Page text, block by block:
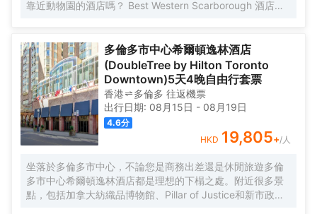
靠近動物園的酒店嗎？ Best Western Scarborough 酒店擁
Rail 和 Yellow Pages 非常適合洽談業務的旅客。多倫多的
Best Western 酒店環境高雅，經濟實惠。 酒店靠近公共交
通，如長途車站、TTC、地鐵站，方便您的出行。我們酒店
是商務旅客和休閒遊客的不二之選。 熱情友好的工作人員隨
時為您提供建議，保證您的完美入住體驗。 Best Western 旗
下的士嘉堡酒店也是完美的度假選擇。Best Western Plus
Executive Inn 靠近多倫多市中心，從酒店出門即可享受一流
的美食、文化和夜生活。 多倫多動物園是家庭度假的不二之
選，士嘉堡 Bluff 是所有度假遊客不容錯過的壯麗景點。 安
大略科學中心是您旅行途中學習趣味知識的好去處。士嘉堡
市中心是一個購物天堂。 即使是來這參加 Telus Mobility 會
議或是來豐田培訓中心出差的客人，也能輕鬆找到休閒和放
多倫多市中心希爾頓逸林酒店
(DoubleTree by Hilton Toronto
Downtown)5天4晚自由行套票
香港 多倫多 往返機票
出行日期: 08月15日 - 08月19日
4.6分
HKD 19,805+/人
坐落於多倫多市中心，不論您是商務出差還是休閒旅遊多倫
多市中心希爾頓逸林酒店都是理想的下榻之處。附近很多景
點，包括加拿大紡織品博物館、Pillar of Justice和新市政廳